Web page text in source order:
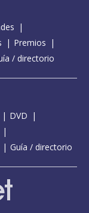
Premios
/ directorio
DVD
Guía / directorio